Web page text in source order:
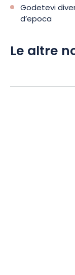
Godetevi
d’epoca
Le altre